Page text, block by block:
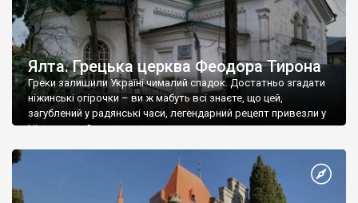
Ялта. Грецька церква Феодора Тирона
Греки залишили Україні чималий спадок. Достатньо згадати
ніжинські огірочки – ви ж мабуть всі знаєте, що цей,
загублений у радянські часи, легендарний рецепт привезли у
Ніжин греки?